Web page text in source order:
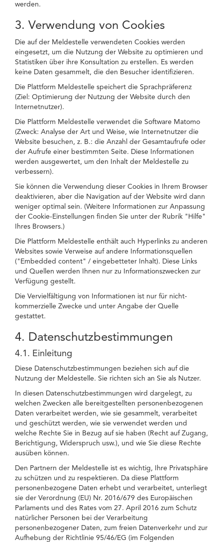
werden.
3. Verwendung von Cookies
Die auf der Meldestelle verwendeten Cookies werden
eingesetzt, um die Nutzung der Website zu optimieren und
Statistiken über ihre Konsultation zu erstellen. Es werden
keine Daten gesammelt, die den Besucher identifizieren.
Die Plattform Meldestelle speichert die Sprachpräferenz
(Ziel: Optimierung der Nutzung der Website durch den
Internetnutzer).
Die Plattform Meldestelle verwendet die Software Matomo
(Zweck: Analyse der Art und Weise, wie Internetnutzer die
Website besuchen, z. B.: die Anzahl der Gesamtaufrufe oder
der Aufrufe einer bestimmten Seite. Diese Informationen
werden ausgewertet, um den Inhalt der Meldestelle zu
verbessern).
Sie können die Verwendung dieser Cookies in Ihrem Browser
deaktivieren, aber die Navigation auf der Website wird dann
weniger optimal sein. (Weitere Informationen zur Anpassung
der Cookie-Einstellungen finden Sie unter der Rubrik "Hilfe"
Ihres Browsers.)
Die Plattform Meldestelle enthält auch Hyperlinks zu anderen
Websites sowie Verweise auf andere Informationsquellen
("Embedded content" / eingebetteter Inhalt). Diese Links
und Quellen werden Ihnen nur zu Informationszwecken zur
Verfügung gestellt.
Die Vervielfältigung von Informationen ist nur für nicht-
kommerzielle Zwecke und unter Angabe der Quelle
gestattet.
4. Datenschutzbestimmungen
4.1. Einleitung
Diese Datenschutzbestimmungen beziehen sich auf die
Nutzung der Meldestelle. Sie richten sich an Sie als Nutzer.
In diesen Datenschutzbestimmungen wird dargelegt, zu
welchen Zwecken alle bereitgestellten personenbezogenen
Daten verarbeitet werden, wie sie gesammelt, verarbeitet
und geschützt werden, wie sie verwendet werden und
welche Rechte Sie in Bezug auf sie haben (Recht auf Zugang,
Berichtigung, Widerspruch usw.), und wie Sie diese Rechte
ausüben können.
Den Partnern der Meldestelle ist es wichtig, Ihre Privatsphäre
zu schützen und zu respektieren. Da diese Plattform
personenbezogene Daten erhebt und verarbeitet, unterliegt
sie der Verordnung (EU) Nr. 2016/679 des Europäischen
Parlaments und des Rates vom 27. April 2016 zum Schutz
natürlicher Personen bei der Verarbeitung
personenbezogener Daten, zum freien Datenverkehr und zur
Aufhebung der Richtlinie 95/46/EG (im Folgenden